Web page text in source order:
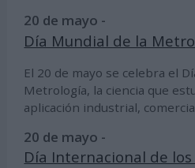
20 de mayo -
Día Mundial de la
El 20 de mayo se celebra el
Metrología, la ciencia que
aplicación industrial,
20 de mayo -
Día Internacional de los